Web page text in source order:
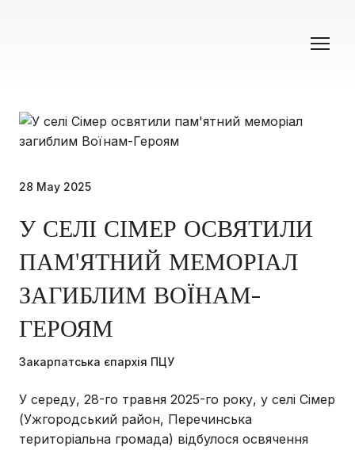
28 May 2025
У СЕЛІ СІМЕР ОСВЯТИЛИ
ПАМ'ЯТНИЙ МЕМОРІАЛ
ЗАГИБЛИМ ВОЇНАМ-
ГЕРОЯМ
Закарпатська єпархія ПЦУ
У середу, 28-го травня 2025-го року, у селі Сімер
(Ужгородський район, Перечинська
територіальна громада) відбулося освячення